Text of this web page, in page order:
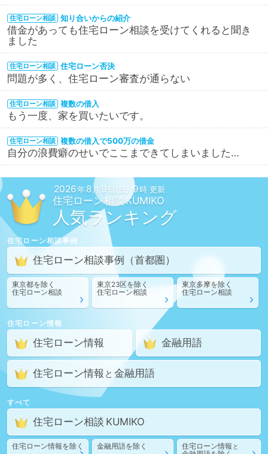
住宅ローン相談 知り合いからの紹介
借金があっても住宅ローン相談を受けてくれると聞き
ました
住宅ローン相談 住宅ローン否決
問題が多く、住宅ローン審査が通らない
住宅ローン相談 複数の借入
もう一度、家を買いたいです。
住宅ローン相談 複数の借入で500万の借金
自分の浪費癖のせいでここまできてしまいました…
2026年8 月 9 日(日) 9時 更新
住宅ローン相談
人気ランキング
住宅ローン相談事例
住宅ローン相談事例 （首都圏）
東京都を除く
住宅ローン相談
東京23区を除く
住宅ローン相談
東京多摩を除く
住宅ローン相談
住宅ローン情報
住宅ローン情報 金融用語
住宅ローン情報 と 金融用語
すべて
住宅ローン相談
住宅ローン情報を除く 金融用語を除く 住宅ローン情報 と